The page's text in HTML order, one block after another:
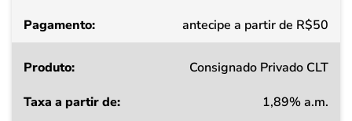
Pagamento
antecipe a partir de R$50
Consignado Privado CLT
1,89% a.m.